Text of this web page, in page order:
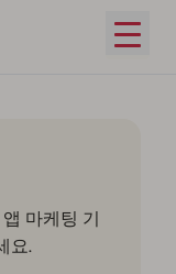
메인
마케팅 기
요.